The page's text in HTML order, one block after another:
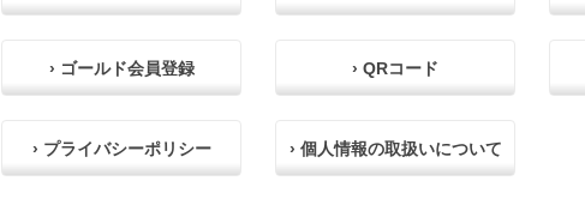
› ゴールド会員登録 › QRコード
› プライバシーポリシー › 個人情報の取扱いについて